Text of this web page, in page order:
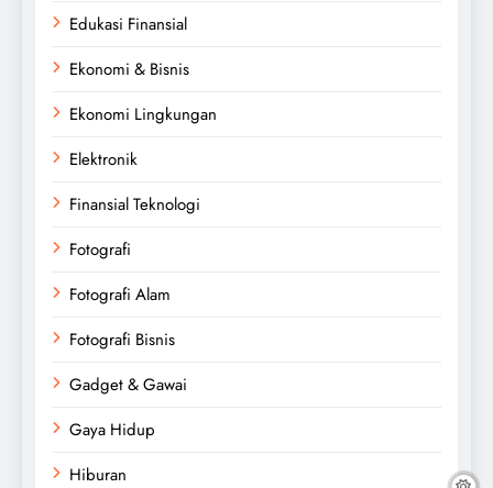
Edukasi Finansial
Ekonomi & Bisnis
Ekonomi Lingkungan
Elektronik
Finansial Teknologi
Fotografi
Fotografi Alam
Fotografi Bisnis
Gadget & Gawai
Gaya Hidup
Hiburan